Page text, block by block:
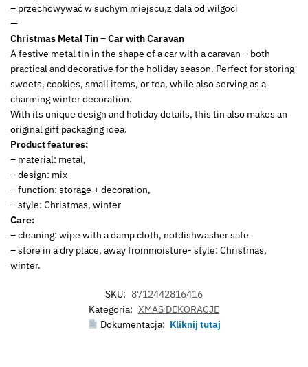
– przechowywać w suchym miejscu,z dala od wilgoci
—
Christmas Metal Tin – Car with Caravan
A festive metal tin in the shape of a car with a caravan – both
practical and decorative for the holiday season. Perfect for storing
sweets, cookies, small items, or tea, while also serving as a
charming winter decoration.
With its unique design and holiday details, this tin also makes an
original gift packaging idea.
Product features:
– material: metal,
– design: mix
– function: storage + decoration,
– style: Christmas, winter
Care:
– cleaning: wipe with a damp cloth, notdishwasher safe
– store in a dry place, away frommoisture- style: Christmas,
winter.
SKU: 8712442816416
Kategoria: XMAS DEKORACJE
Dokumentacja: Kliknij tutaj